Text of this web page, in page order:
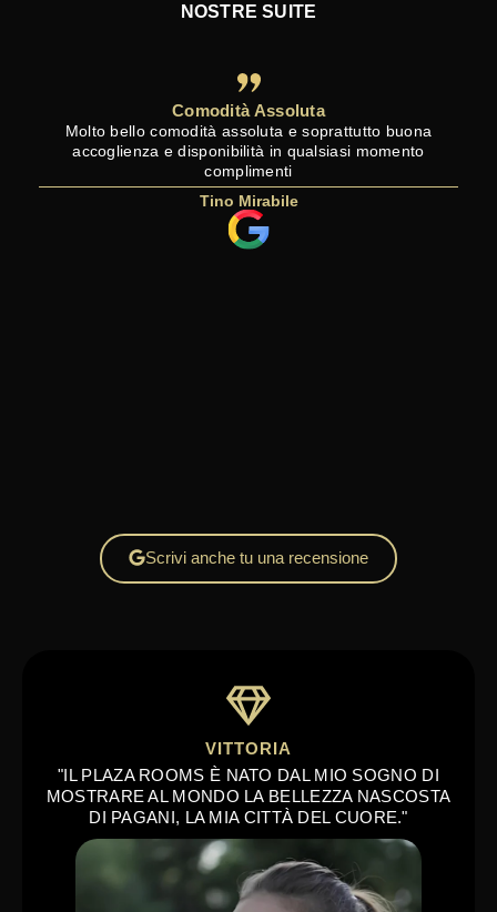
NOSTRE SUITE
Comodità Assoluta
Molto bello comodità assoluta e soprattutto buona
accoglienza e disponibilità in qualsiasi momento
complimenti
Tino Mirabile
Scrivi anche tu una recensione
VITTORIA
"IL PLAZA ROOMS È NATO DAL MIO SOGNO DI
MOSTRARE AL MONDO LA BELLEZZA NASCOSTA
DI PAGANI, LA MIA CITTÀ DEL CUORE."